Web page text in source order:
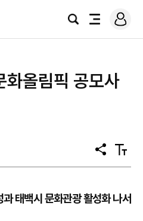
검
전
로
그
올림픽 공모사
공
유
텍
스
기
태백시 문화관광 활성화 나서